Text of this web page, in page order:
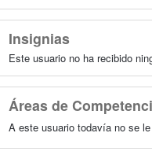
Insignias
Este usuario no ha recibido
Áreas de
A este usuario todavía no se